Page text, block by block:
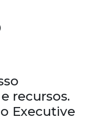
recursos.
Executive